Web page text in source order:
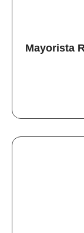
Mayorista